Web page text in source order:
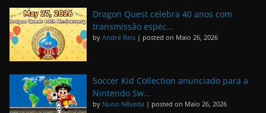
Dragon Quest celebra 40 anos com
transmissão espec...
by André Reis | posted on Maio 26, 2026
Soccer Kid Collection anunciado para a
Nintendo Sw...
by Nuno Nêveda | posted on Maio 26, 2026